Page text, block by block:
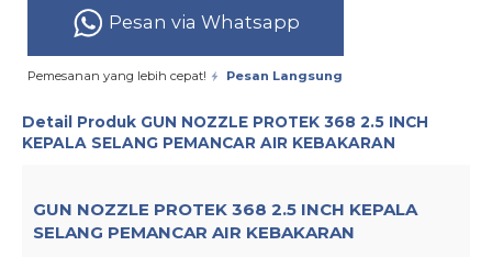
Pesan via Whatsapp
Pemesanan yang lebih cepat! Pesan Langsung
Detail Produk GUN NOZZLE PROTEK 368 2.5 INCH
KEPALA SELANG PEMANCAR AIR KEBAKARAN
GUN NOZZLE PROTEK 368 2.5 INCH KEPALA
SELANG PEMANCAR AIR KEBAKARAN